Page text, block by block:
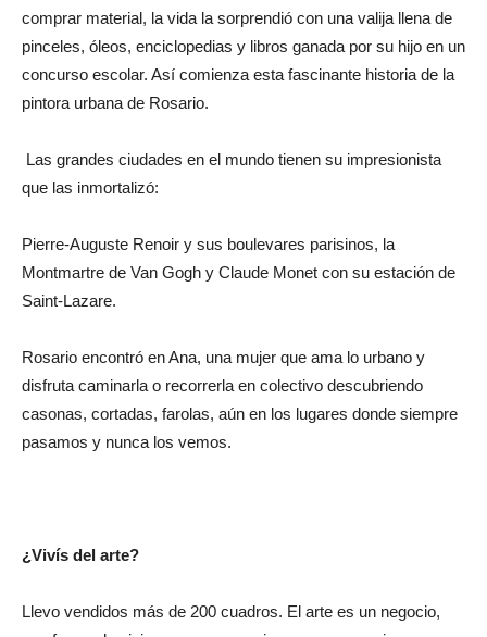
comprar material, la vida la sorprendió con una valija llena de
pinceles, óleos, enciclopedias y libros ganada por su hijo en un
concurso escolar. Así comienza esta fascinante historia de la
pintora urbana de Rosario.
Las grandes ciudades en el mundo tienen su impresionista
que las inmortalizó:
Pierre-Auguste Renoir y sus boulevares parisinos, la
Montmartre de Van Gogh y Claude Monet con su estación de
Saint-Lazare.
Rosario encontró en Ana, una mujer que ama lo urbano y
disfruta caminarla o recorrerla en colectivo descubriendo
casonas, cortadas, farolas, aún en los lugares donde siempre
pasamos y nunca los vemos.
¿Vivís del arte?
Llevo vendidos más de 200 cuadros. El arte es un negocio,